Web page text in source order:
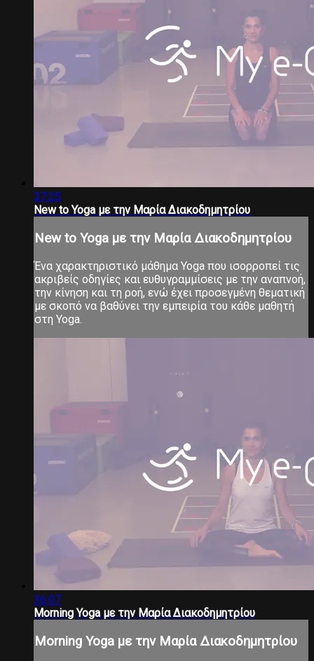
37:25
New to Yoga με την Μαρία Διακοδημητρίου
New to Yoga με την Μαρία Διακοδημητρίου
Ένα χαρακτηριστικό μάθημα Yoga που ισορροπεί τις
ακριβείς οδηγίες και ευθυγραμμίσεις με την αναπνοή,
την κίνηση και τη ροή, ενώ έχει προσεγμένη θεματική
με σκοπό να βαθύνει την εμπειρία του κάθε μαθητή
στη Yoga.
36:07
Morning Yoga με την Μαρία Διακοδημητρίου
Morning Yoga με την Μαρία Διακοδημητρίου